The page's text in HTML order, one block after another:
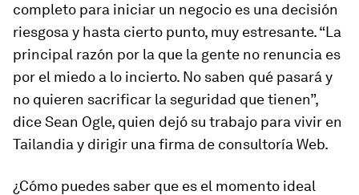
completo para iniciar un negocio es una decisión
riesgosa y hasta cierto punto, muy estresante. “La
principal razón por la que la gente no renuncia es
por el miedo a lo incierto. No saben qué pasará y
no quieren sacrificar la seguridad que tienen”,
dice Sean Ogle, quien dejó su trabajo para vivir en
Tailandia y dirigir una firma de consultoría Web.
¿Cómo puedes saber que es el momento ideal